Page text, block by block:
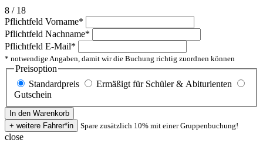
8 / 18
Pflichtfeld Vorname*
Pflichtfeld Nachname*
Pflichtfeld E-Mail*
* notwendige Angaben, damit wir die Buchung richtig zuordnen können
Preisoption
Standardpreis
Ermäßigt für Schüler & Abiturienten
Gutschein
Spare zusätzlich 10% mit einer Gruppenbuchung!
close